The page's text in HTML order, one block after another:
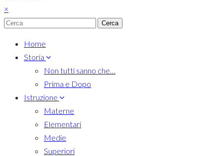
×
Home
Storia
Non tutti sanno che…
Prima e Dopo
Istruzione
Materne
Elementari
Medie
Superiori